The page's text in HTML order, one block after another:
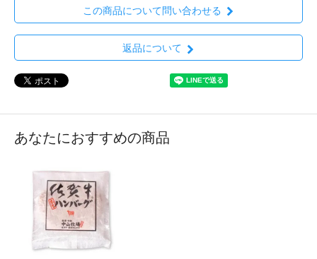
この商品について問い合わせる
返品について
あなたにおすすめの商品